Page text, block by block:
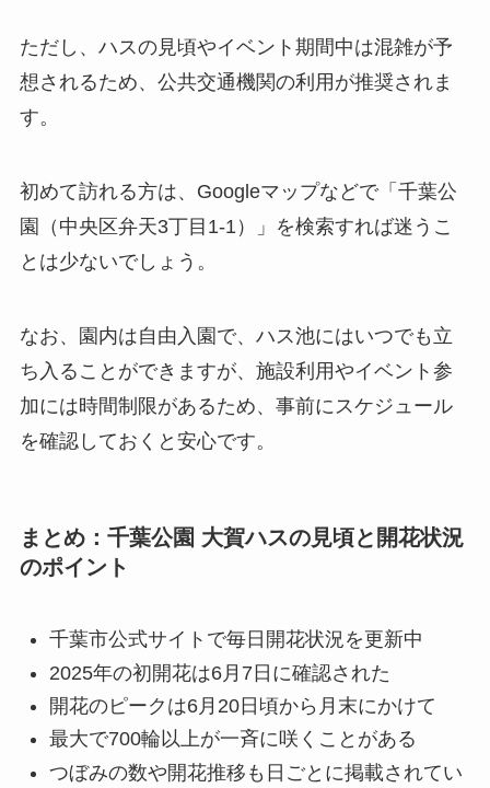
ただし、ハスの見頃やイベント期間中は混雑が予
想されるため、公共交通機関の利用が推奨されま
す。
初めて訪れる方は、Googleマップなどで「千葉公
園（中央区弁天3丁目1-1）」を検索すれば迷うこ
とは少ないでしょう。
なお、園内は自由入園で、ハス池にはいつでも立
ち入ることができますが、施設利用やイベント参
加には時間制限があるため、事前にスケジュール
を確認しておくと安心です。
まとめ：千葉公園 大賀ハスの見頃と開花状況
のポイント
千葉市公式サイトで毎日開花状況を更新中
2025年の初開花は6月7日に確認された
開花のピークは6月20日頃から月末にかけて
最大で700輪以上が一斉に咲くことがある
つぼみの数や開花推移も日ごとに掲載されてい